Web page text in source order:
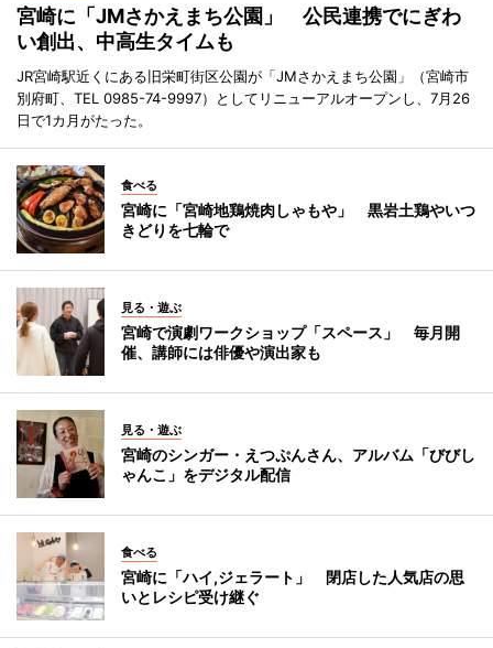
宮崎に「JMさかえまち公園」 公民連携でにぎわ
い創出、中高生タイムも
JR宮崎駅近くにある旧栄町街区公園が「JMさかえまち公園」（宮崎市
別府町、TEL 0985-74-9997）としてリニューアルオープンし、7月26
日で1カ月がたった。
食べる
宮崎に「宮崎地鶏焼肉しゃもや」 黒岩土鶏やいつ
きどりを七輪で
見る・遊ぶ
宮崎で演劇ワークショップ「スペース」 毎月開
催、講師には俳優や演出家も
見る・遊ぶ
宮崎のシンガー・えつぷんさん、アルバム「びびし
ゃんこ」をデジタル配信
食べる
宮崎に「ハイ,ジェラート」 閉店した人気店の思
いとレシピ受け継ぐ